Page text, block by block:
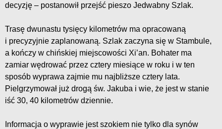
decyzję – postanowił przejść pieszo Jedwabny Szlak.
Trasę dwunastu tysięcy kilometrów ma opracowaną
i precyzyjnie zaplanowaną. Szlak zaczyna się w Stambule,
a kończy w chińskiej miejscowości Xi’an. Bohater ma
zamiar wędrować przez cztery miesiące w roku i w ten
sposób wyprawa zajmie mu najbliższe cztery lata.
Pielgrzymował już drogą św. Jakuba i wie, że jest w stanie
iść 30, 40 kilometrów dziennie.
Informacja o wyprawie jest szokiem nie tylko dla synów